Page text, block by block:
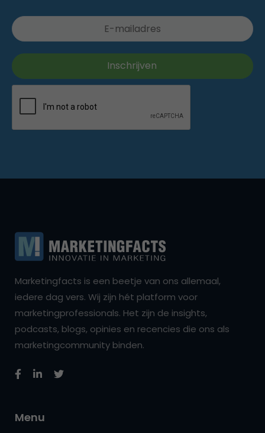
Marketingfacts is een beetje van ons allemaal,
iedere dag vers. Wij zijn hét platform voor
marketingprofessionals. Het zijn de insights,
podcasts, blogs, opinies en recencies die ons als
marketingcommunity binden.
Menu